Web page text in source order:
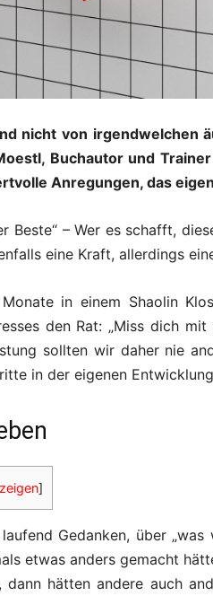
nicht von irgendwelchen
Buchautor und
Anregungen, das
Beste“ – Wer es schafft,
eine Kraft, allerdings
in einem Shaolin
den Rat: „Miss dich
sollten wir daher nie
in der eigenen
]
Gedanken, über
etwas anders gemacht
hätten andere auch